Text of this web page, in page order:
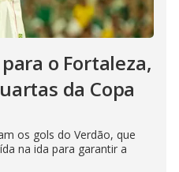
o Fortaleza,
da Copa
os gols do Verdão, que
na ida para garantir a